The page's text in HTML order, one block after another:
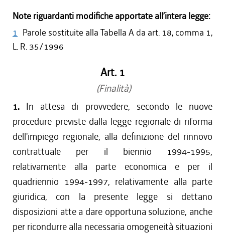
Note riguardanti modifiche apportate all’intera legge:
1 Parole sostituite alla Tabella A da art. 18, comma 1,
L. R. 35/1996
Art. 1
(Finalità)
1. In attesa di provvedere, secondo le nuove
procedure previste dalla legge regionale di riforma
dell'impiego regionale, alla definizione del rinnovo
contrattuale per il biennio 1994-1995,
relativamente alla parte economica e per il
quadriennio 1994-1997, relativamente alla parte
giuridica, con la presente legge si dettano
disposizioni atte a dare opportuna soluzione, anche
per ricondurre alla necessaria omogeneità situazioni